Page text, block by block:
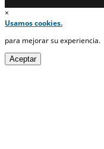
×
Usamos cookies.
para mejorar su experiencia.
Aceptar